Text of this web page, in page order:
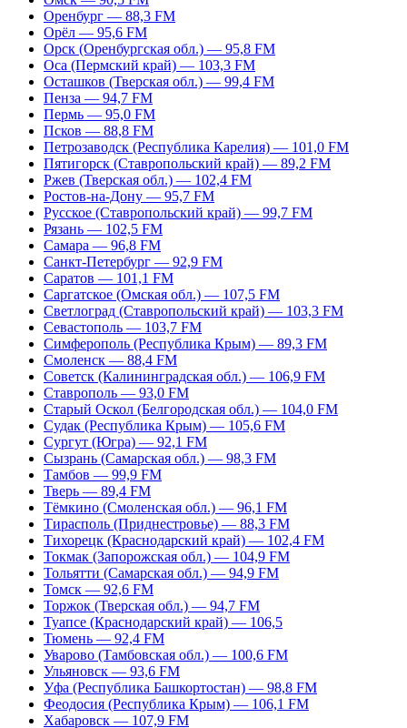
Оренбург — 88,3 FM
Орёл — 95,6 FM
Орск (Оренбургская обл.) — 95,8 FM
Оса (Пермский край) — 103,3 FM
Осташков (Тверская обл.) — 99,4 FM
Пенза — 94,7 FM
Пермь — 95,0 FM
Псков — 88,8 FM
Петрозаводск (Республика Карелия) — 101,0 FM
Пятигорск (Ставропольский край) — 89,2 FM
Ржев (Тверская обл.) — 102,4 FM
Ростов-на-Дону — 95,7 FM
Русское (Ставропольский край) — 99,7 FM
Рязань — 102,5 FM
Самара — 96,8 FM
Санкт-Петербург — 92,9 FM
Саратов — 101,1 FM
Саргатское (Омская обл.) — 107,5 FM
Светлоград (Ставропольский край) — 103,3 FM
Севастополь — 103,7 FM
Симферополь (Республика Крым) — 89,3 FM
Смоленск — 88,4 FM
Советск (Калининградская обл.) — 106,9 FM
Ставрополь — 93,0 FM
Старый Оскол (Белгородская обл.) — 104,0 FM
Судак (Республика Крым) — 105,6 FM
Сургут (Югра) — 92,1 FM
Сызрань (Самарская обл.) — 98,3 FM
Тамбов — 99,9 FM
Тверь — 89,4 FM
Тёмкино (Смоленская обл.) — 96,1 FM
Тирасполь (Приднестровье) — 88,3 FM
Тихорецк (Краснодарский край) — 102,4 FM
Токмак (Запорожская обл.) — 104,9 FM
Тольятти (Самарская обл.) — 94,9 FM
Томск — 92,6 FM
Торжок (Тверская обл.) — 94,7 FM
Туапсе (Краснодарский край) — 106,5
Тюмень — 92,4 FM
Уварово (Тамбовская обл.) — 100,6 FM
Ульяновск — 93,6 FM
Уфа (Республика Башкортостан) — 98,8 FM
Феодосия (Республика Крым) — 106,1 FM
Хабаровск — 107,9 FM